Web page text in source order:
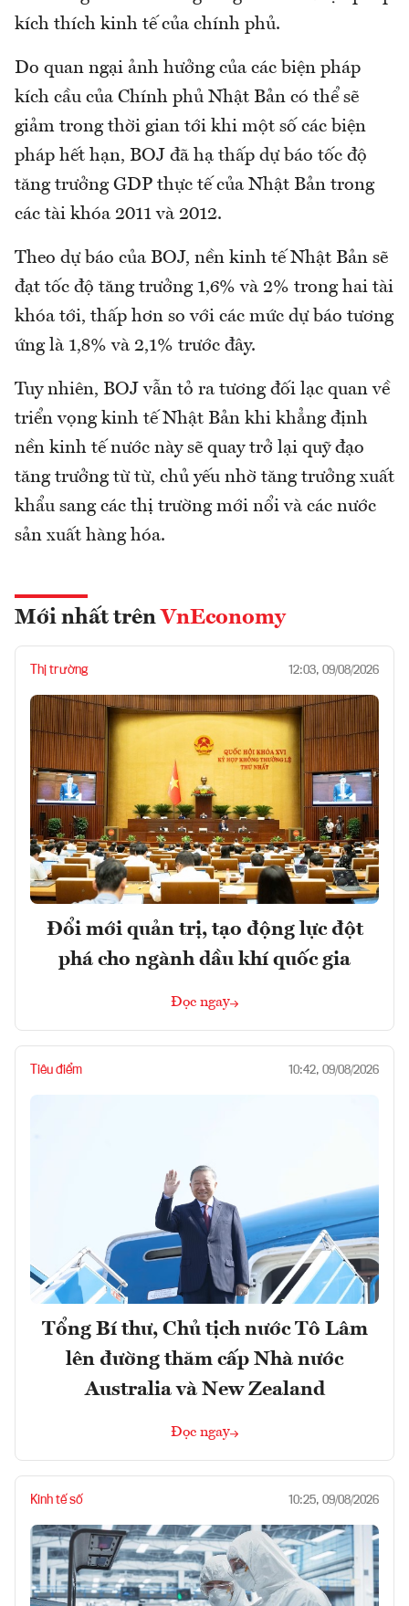
kích thích kinh tế của chính phủ.
Do quan ngại ảnh hưởng của các biện pháp
kích cầu của Chính phủ Nhật Bản có thể sẽ
giảm trong thời gian tới khi một số các biện
pháp hết hạn, BOJ đã hạ thấp dự báo tốc độ
tăng trưởng GDP thực tế của Nhật Bản trong
các tài khóa 2011 và 2012.
Theo dự báo của BOJ, nền kinh tế Nhật Bản sẽ
đạt tốc độ tăng trưởng 1,6% và 2% trong hai tài
khóa tới, thấp hơn so với các mức dự báo tương
ứng là 1,8% và 2,1% trước đây.
Tuy nhiên, BOJ vẫn tỏ ra tương đối lạc quan về
triển vọng kinh tế Nhật Bản khi khẳng định
nền kinh tế nước này sẽ quay trở lại quỹ đạo
tăng trưởng từ từ, chủ yếu nhờ tăng trưởng xuất
khẩu sang các thị trường mới nổi và các nước
sản xuất hàng hóa.
Mới nhất trên VnEconomy
Thị trường 12:03, 09/08/2026
Đổi mới quản trị, tạo động lực đột
phá cho ngành dầu khí quốc gia
Đọc ngay
Tiêu điểm 10:42, 09/08/2026
Tổng Bí thư, Chủ tịch nước Tô Lâm
lên đường thăm cấp Nhà nước
Australia và New Zealand
Đọc ngay
Kinh tế số 10:25, 09/08/2026